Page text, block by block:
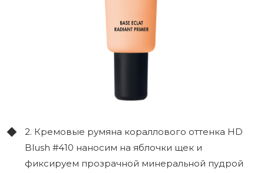
2. Кремовые румяна кораллового оттенка HD
Blush #410 наносим на яблочки щек и
фиксируем прозрачной минеральной пудрой